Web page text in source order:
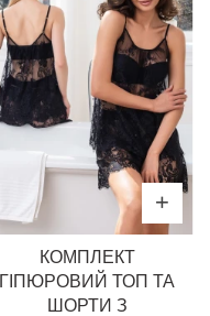
КОМПЛЕКТ
ГІПЮРОВИЙ ТОП ТА
ШОРТИ З